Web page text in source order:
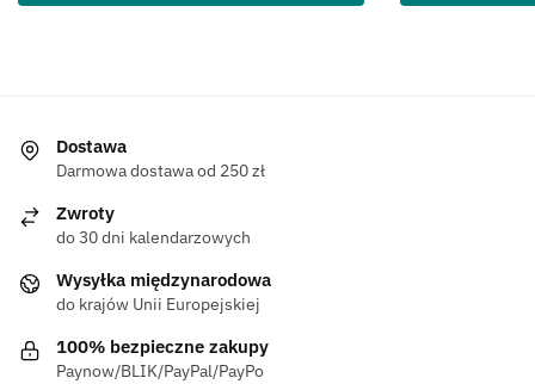
Dostawa
Darmowa dostawa od 250 zł
Zwroty
do 30 dni kalendarzowych
Wysyłka międzynarodowa
do krajów Unii Europejskiej
100% bezpieczne zakupy
Paynow/BLIK/PayPal/PayPo